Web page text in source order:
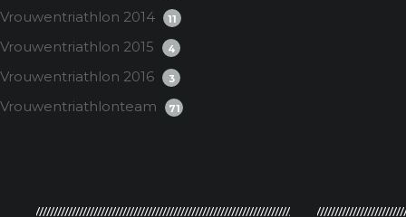
Vrouwentriathlon 2014 11
Vrouwentriathlon 2015 4
Vrouwentriathlon 2016 3
Vrouwentriathlonteam 71